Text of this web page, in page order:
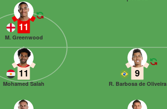
11
M. Greenwood
11
Mohamed Salah
9
R. Barbosa de Oliveira